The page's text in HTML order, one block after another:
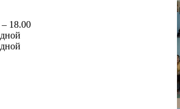
– 18.00